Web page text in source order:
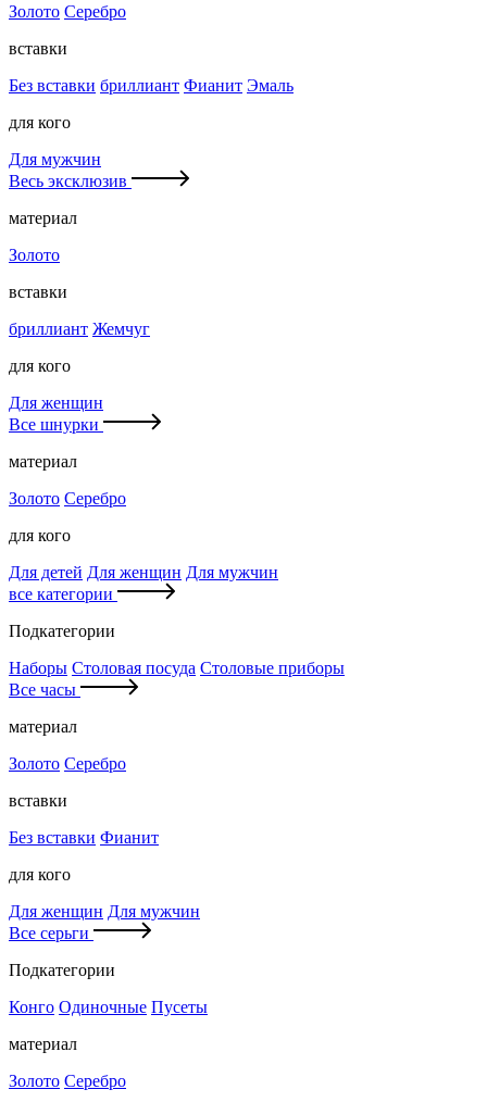
Золото Серебро
вставки
Без вставки бриллиант Фианит Эмаль
для кого
Для мужчин
Весь эксклюзив
материал
Золото
вставки
бриллиант Жемчуг
для кого
Для женщин
Все шнурки
материал
Золото Серебро
для кого
Для детей Для женщин Для мужчин
все категории
Подкатегории
Наборы Столовая посуда Столовые приборы
Все часы
материал
Золото Серебро
вставки
Без вставки Фианит
для кого
Для женщин Для мужчин
Все серьги
Подкатегории
Конго Одиночные Пусеты
материал
Золото Серебро